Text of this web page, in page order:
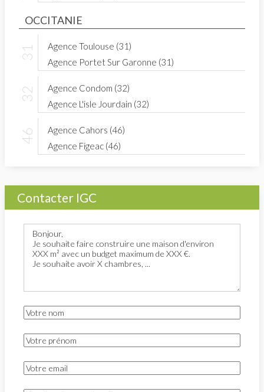
OCCITANIE
Agence Toulouse (31)
Agence Portet Sur Garonne (31)
Agence Condom (32)
Agence L'isle Jourdain (32)
Agence Cahors (46)
Agence Figeac (46)
Contacter IGC